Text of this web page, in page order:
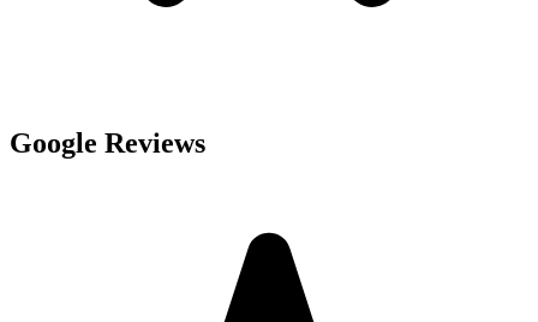
Google Reviews